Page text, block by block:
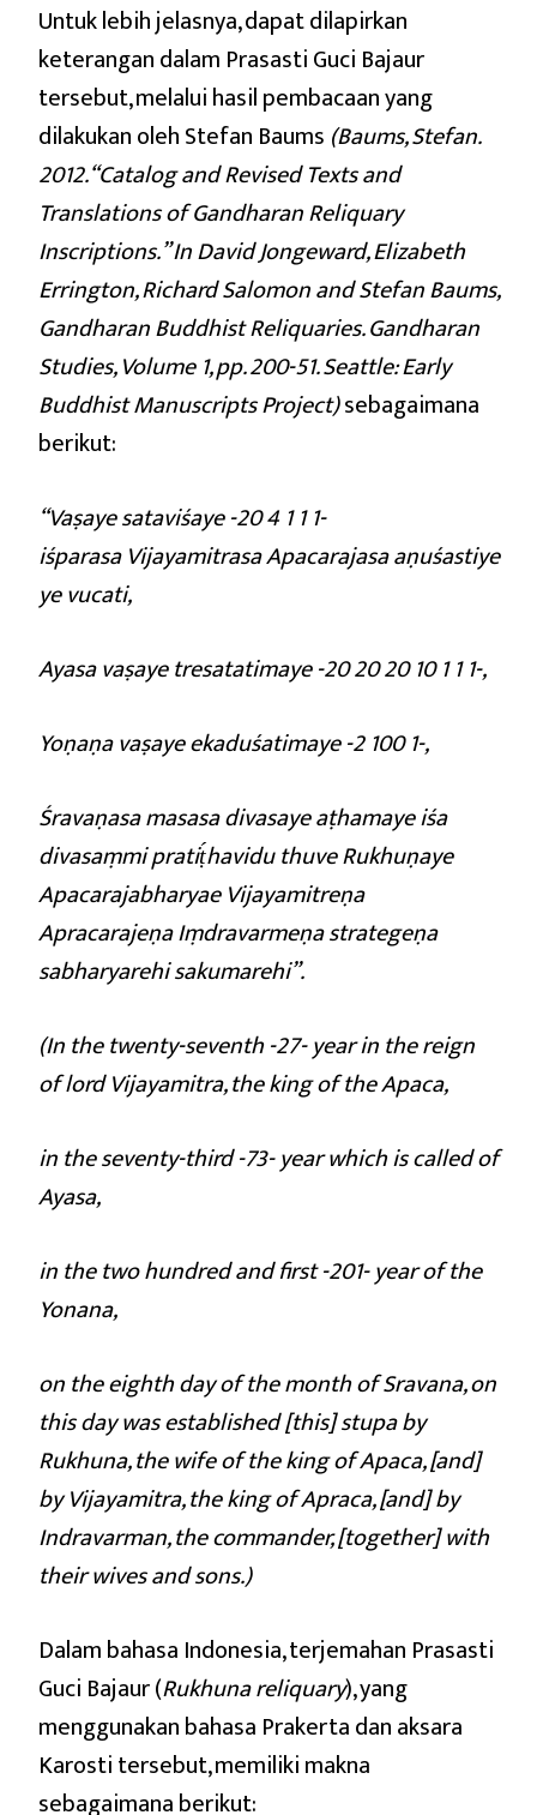
Untuk lebih jelasnya, dapat dilapirkan
keterangan dalam Prasasti Guci Bajaur
tersebut, melalui hasil pembacaan yang
dilakukan oleh Stefan Baums (Baums, Stefan.
2012. “Catalog and Revised Texts and
Translations of Gandharan Reliquary
Inscriptions.” In David Jongeward, Elizabeth
Errington, Richard Salomon and Stefan Baums,
Gandharan Buddhist Reliquaries. Gandharan
Studies, Volume 1, pp. 200-51. Seattle: Early
Buddhist Manuscripts Project)sebagaimana
berikut:
“Vaṣaye sataviśaye -20 4 1 1 1-
iśparasa Vijayamitrasa Apacarajasa aṇuśastiye
ye vucati,
Ayasa vaṣaye tresatatimaye -20 20 20 10 1 1 1-,
Yoṇaṇa vaṣaye ekaduśatimaye -2 100 1-,
Śravaṇasa masasa divasaye aṭhamaye iśa
divasaṃmi pratiṭ́havidu thuve Rukhuṇaye
Apacarajabharyae Vijayamitreṇa
Apracarajeṇa Iṃdravarmeṇa strategeṇa
sabharyarehi sakumarehi”.
(In the twenty-seventh -27- year in the reign
of lord Vijayamitra, the king of the Apaca,
in the seventy-third -73- year which is called of
Ayasa,
in the two hundred and first -201- year of the
Yonana,
on the eighth day of the month of Sravana, on
this day was established [this] stupa by
Rukhuna, the wife of the king of Apaca, [and]
by Vijayamitra, the king of Apraca, [and] by
Indravarman, the commander, [together] with
their wives and sons.)
Dalam bahasa Indonesia, terjemahan Prasasti
Guci Bajaur (Rukhuna reliquary), yang
menggunakan bahasa Prakerta dan aksara
Karosti tersebut, memiliki makna
sebagaimana berikut: